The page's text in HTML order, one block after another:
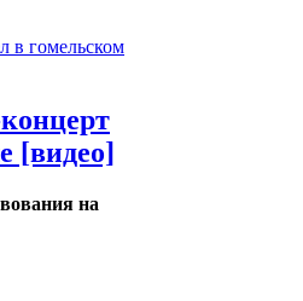
[видео]
на